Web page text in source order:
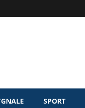
SPORT